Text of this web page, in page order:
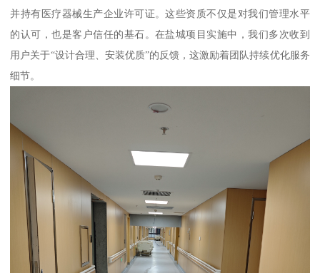
并持有医疗器械生产企业许可证。这些资质不仅是对我们管理水平
的认可，也是客户信任的基石。在盐城项目实施中，我们多次收到
用户关于“设计合理、安装优质”的反馈，这激励着团队持续优化服务
细节。